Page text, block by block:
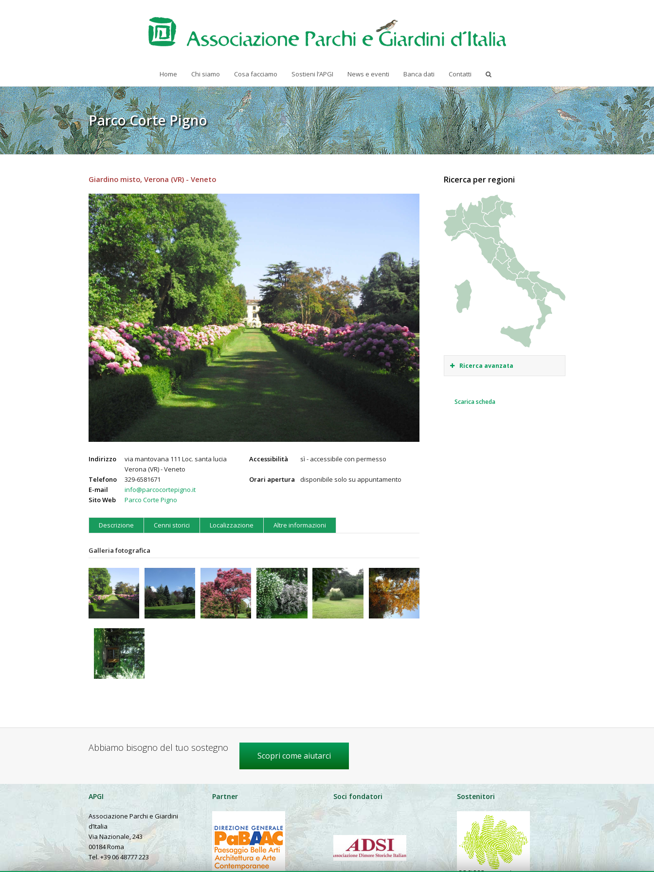
Home Chi siamo Cosa facciamo Sostieni l’APGI News e eventi Banca dati Contatti
Parco Corte Pigno
Giardino misto, Verona (VR) - Veneto
Indirizzo
via mantovana 111 Loc. santa lucia
Verona (VR) - Veneto
Accessibilità sì - accessibile con permesso
Telefono 329-6581671 Orari apertura
disponibile solo su appuntamento
E-mail
info@parcocortepigno.it
Sito Web
Parco Corte Pigno
Descrizione Cenni storici Localizzazione Altre informazioni
Galleria fotografica
Ricerca per regioni
Ricerca avanzata
Scarica scheda
Abbiamo bisogno del tuo sostegno
Scopri come aiutarci
APGI
Associazione Parchi e Giardini
d’Italia
Via Nazionale, 243
00184 Roma
Tel. +39 06 48777 223
Partner Soci fondatori Sostenitori